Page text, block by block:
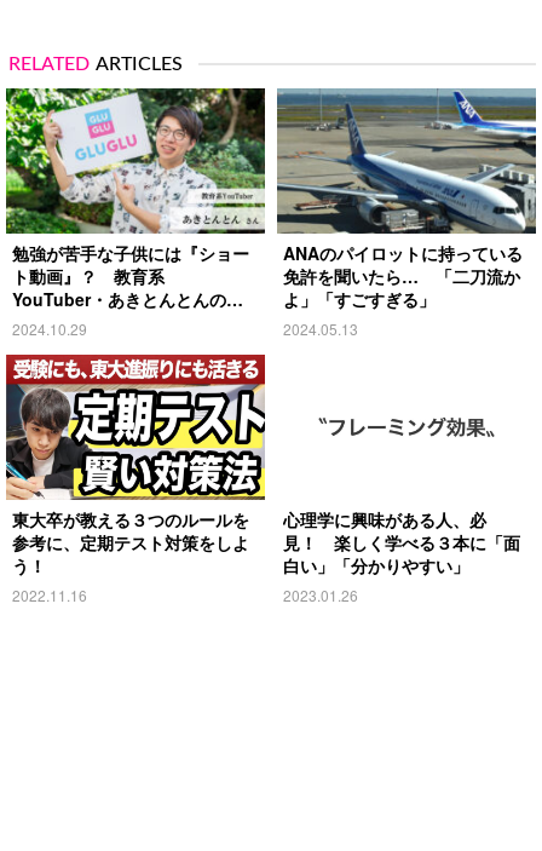
RELATED ARTICLES
勉強が苦手な子供には『ショー
ト動画』？ 教育系
YouTuber・あきとんとんの戦
略とは
2024.10.29
ANAのパイロットに持っている
免許を聞いたら… 「二刀流か
よ」「すごすぎる」
2024.05.13
東大卒が教える３つのルールを
参考に、定期テスト対策をしよ
う！
2022.11.16
心理学に興味がある人、必
見！ 楽しく学べる３本に「面
白い」「分かりやすい」
2023.01.26